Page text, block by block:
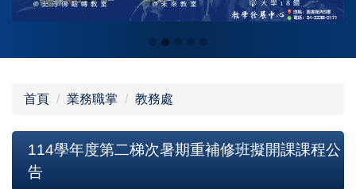
首頁 業務職掌 教務處
114學年度第二梯次暑期重補修班擬開課課程公
告